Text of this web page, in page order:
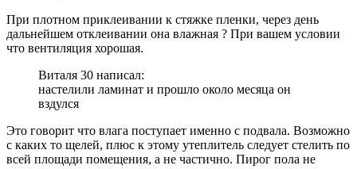
При плотном приклеивании к стяжке пленки, через день
дальнейшем отклеивании она влажная ? При вашем условии
что вентиляция хорошая.
Виталя 30 написал:
настелили ламинат и прошло около месяца он
вздулся
Это говорит что влага поступает именно с подвала. Возможно
с каких то щелей, плюс к этому утеплитель следует стелить по
всей площади помещения, а не частично. Пирог пола не